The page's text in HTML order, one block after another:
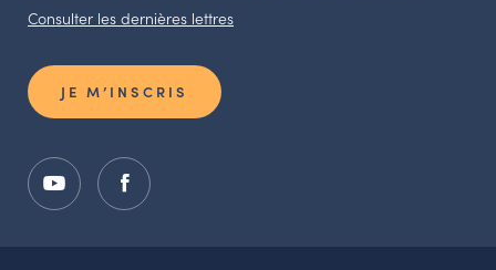
Consulter les dernières lettres
JE M’INSCRIS